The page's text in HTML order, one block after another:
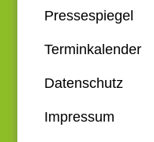
Pressespiegel
Terminkalender
Datenschutz
Impressum